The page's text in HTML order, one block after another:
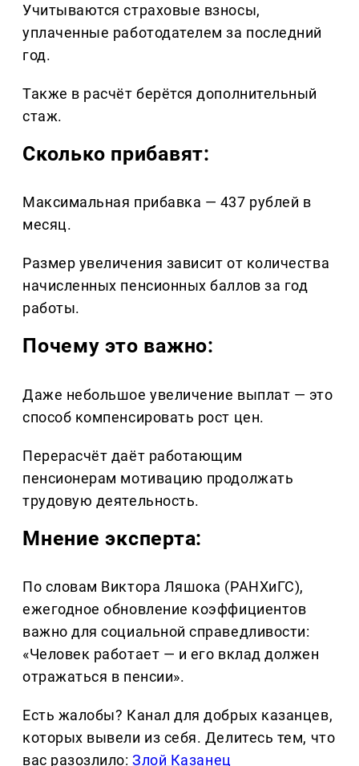
Учитываются страховые взносы,
уплаченные работодателем за последний
год.
Также в расчёт берётся дополнительный
стаж.
Сколько прибавят:
Максимальная прибавка — 437 рублей в
месяц.
Размер увеличения зависит от количества
начисленных пенсионных баллов за год
работы.
Почему это важно:
Даже небольшое увеличение выплат — это
способ компенсировать рост цен.
Перерасчёт даёт работающим
пенсионерам мотивацию продолжать
трудовую деятельность.
Мнение эксперта:
По словам Виктора Ляшока (РАНХиГС),
ежегодное обновление коэффициентов
важно для социальной справедливости:
«Человек работает — и его вклад должен
отражаться в пенсии».
Есть жалобы? Канал для добрых казанцев,
которых вывели из себя. Делитеcь тем, что
вас разозлило:Злой Казанец